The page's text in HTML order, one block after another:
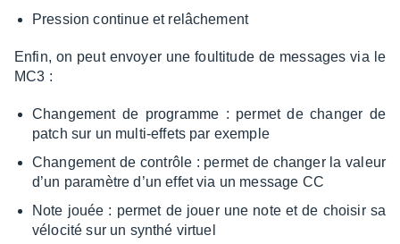
Pres­sion conti­nue et relâ­che­ment
Enfin, on peut envoyer une foul­ti­tude de messages via le
MC3 :
Chan­ge­ment de programme : permet de chan­ger de
patch sur un multi-effets par exemple
Chan­ge­ment de contrôle : permet de chan­ger la valeur
d’un para­mètre d’un effet via un message CC
Note jouée : permet de jouer une note et de choi­sir sa
vélo­cité sur un synthé virtuel